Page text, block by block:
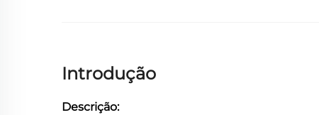
Introdução
Descrição: